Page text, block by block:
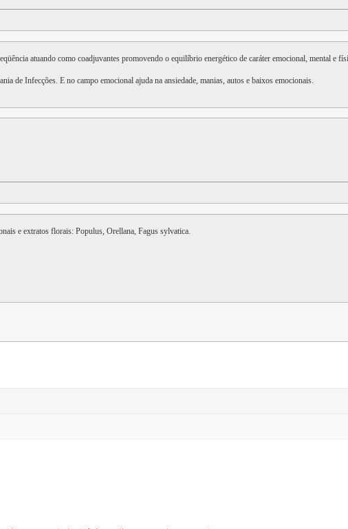
atuando como coadjuvantes promovendo o equilíbrio energético de caráter emocional, mental e
de Infecções. E no campo emocional ajuda na ansiedade, manias, autos e baixos emocionais.
e extratos florais: Populus, Orellana, Fagus sylvatica.